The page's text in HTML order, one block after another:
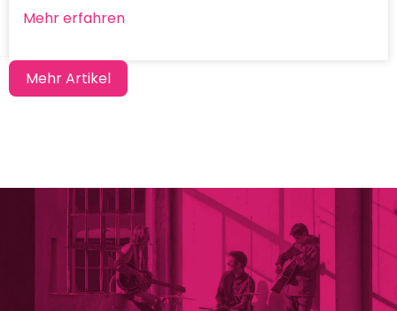
Mehr erfahren
Mehr Artikel